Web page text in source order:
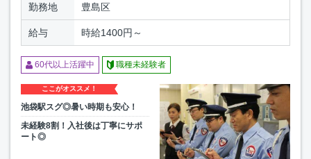
勤務地 豊島区
給与 時給1400円～
60代以上活躍中 職種未経験者
ここがオススメ！
池袋駅スグ◎暑い時期も安心！
未経験8割！入社後は丁寧にサポ
ート◎